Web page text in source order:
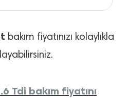
bakım fiyatınızı kolaylıkla
Tdi bakım fiyatını